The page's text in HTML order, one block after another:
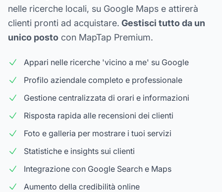
nelle ricerche locali, su Google Maps e attirerà
clienti pronti ad acquistare. Gestisci tutto da un
unico posto con MapTap Premium.
Appari nelle ricerche 'vicino a me' su Google
Profilo aziendale completo e professionale
Gestione centralizzata di orari e informazioni
Risposta rapida alle recensioni dei clienti
Foto e galleria per mostrare i tuoi servizi
Statistiche e insights sui clienti
Integrazione con Google Search e Maps
Aumento della credibilità online